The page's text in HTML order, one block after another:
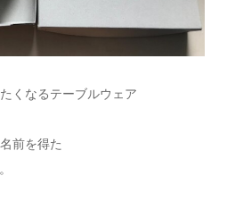
くなるテーブルウェア
前を得た